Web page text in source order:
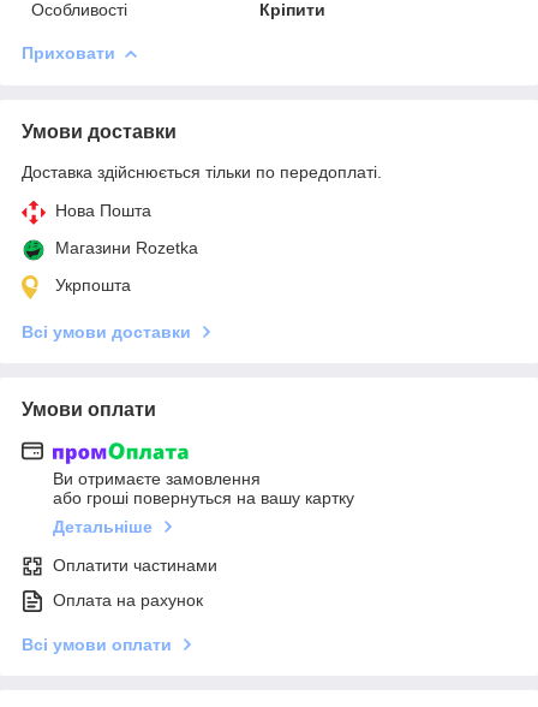
Особливості
Кріпити
Приховати
Умови доставки
Доставка здійснюється тільки по передоплаті.
Нова Пошта
Магазини Rozetka
Укрпошта
Всі умови доставки
Умови оплати
Ви отримаєте замовлення
або гроші повернуться на вашу картку
Детальніше
Оплатити частинами
Оплата на рахунок
Всі умови оплати